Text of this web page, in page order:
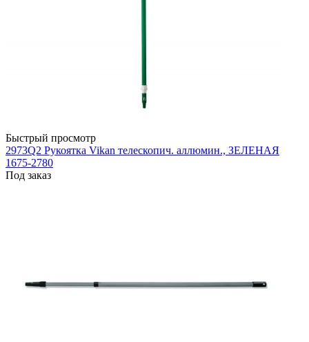
Быстрый просмотр
2973Q2 Рукоятка Vikan телескопич. аллюмин., ЗЕЛЕНАЯ
1675-2780
Под заказ